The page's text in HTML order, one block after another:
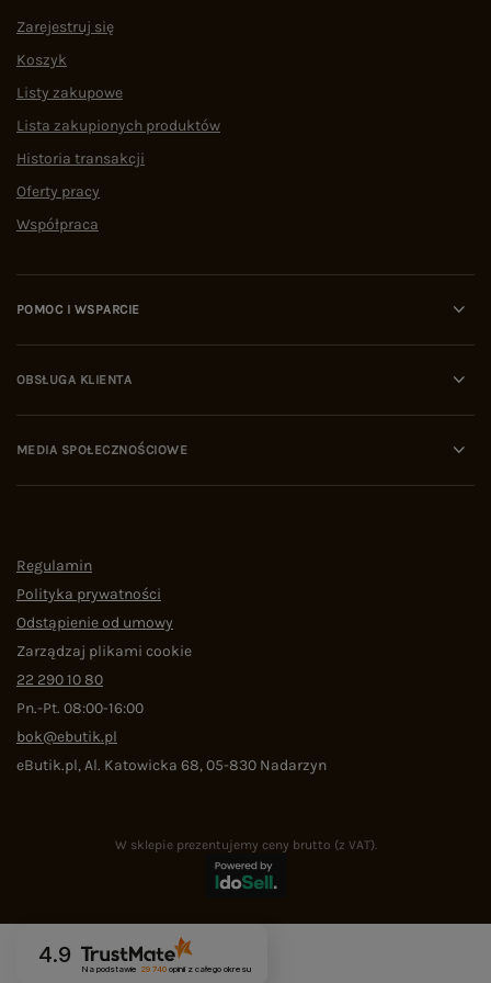
Zarejestruj się
Koszyk
Listy zakupowe
Lista zakupionych produktów
Historia transakcji
Oferty pracy
Współpraca
POMOC I WSPARCIE
OBSŁUGA KLIENTA
MEDIA SPOŁECZNOŚCIOWE
Regulamin
Polityka prywatności
Odstąpienie od umowy
Zarządzaj plikami cookie
22 290 10 80
Pn.-Pt. 08:00-16:00
bok@ebutik.pl
eButik.pl,Al. Katowicka 68,05-830 Nadarzyn
W sklepie prezentujemy ceny brutto (z VAT).
4.9
Na podstawie 29 740opinii z całego okresu